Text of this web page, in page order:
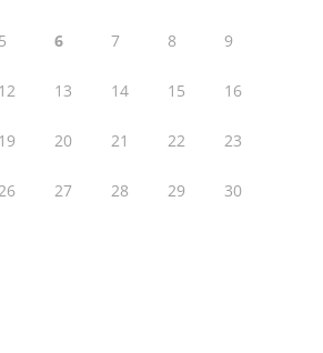
5 6 7 8 9
12 13 14 15 16
19 20 21 22 23
27 28 29 30